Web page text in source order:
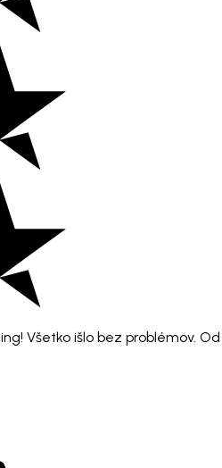
Všetko išlo bez problémov.